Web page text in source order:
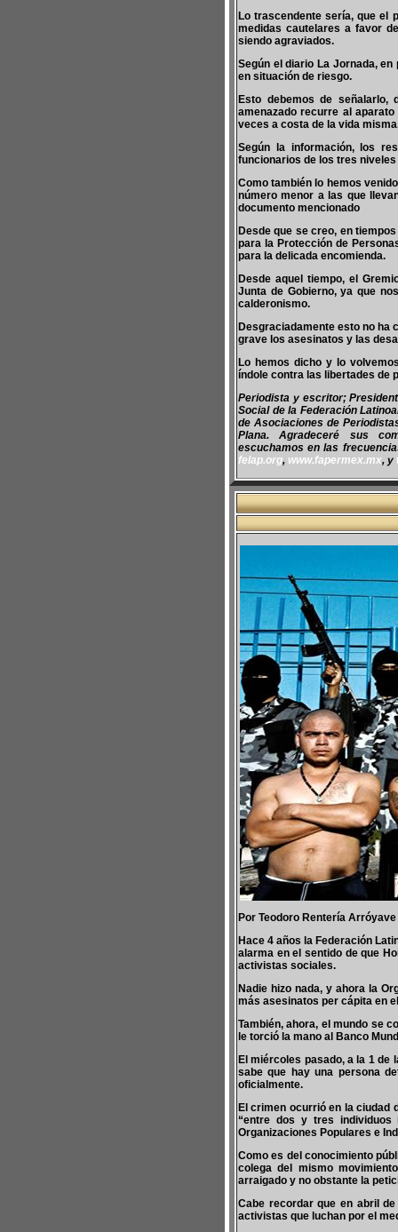
Lo trascendente sería, que el
medidas cautelares a favor
siendo agraviados.
Según el diario La Jornada,
en situación de riesgo.
Esto debemos de
amenazado recurre al
veces a costa de la vida
Según la información, los
funcionarios de los tres
Como también lo hemos
número menor a las que
documento mencionado
Desde que se creo, en
para la Protección de
para la delicada encomienda.
Desde aquel tiempo, el
Junta de Gobierno, ya que
calderonismo.
Desgraciadamente esto no ha
grave los asesinatos y las
Lo hemos dicho y lo
índole contra las libertades de
Periodista y escritor;
Social de la Federación
de Asociaciones de
Plana. Agradeceré sus
escuchamos en las
felap.org, www.fapermex.mx, y
Por Teodoro Rentería Arróyave
Hace 4 años la Federación
alarma en el sentido de que
activistas sociales.
Nadie hizo nada, y ahora la
más asesinatos per cápita en
También, ahora, el mundo se
le torció la mano al Banco
El miércoles pasado, a la 1 de
sabe que hay una persona
oficialmente.
El crimen ocurrió en la ciudad
“entre dos y tres
Organizaciones Populares e
Como es del conocimiento
colega del mismo
arraigado y no obstante la
Cabe recordar que en abril
activistas que luchan por el